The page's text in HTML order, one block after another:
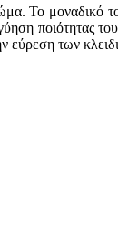
Το μοναδικό
ποιότητας
εύρεση των